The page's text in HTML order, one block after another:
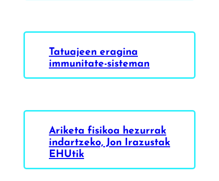
Tatuajeen eragina
immunitate-sisteman
Ariketa fisikoa hezurrak
indartzeko, Jon Irazustak
EHUtik